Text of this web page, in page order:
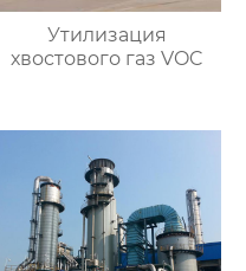
Утилизация
хвостового газ VOC